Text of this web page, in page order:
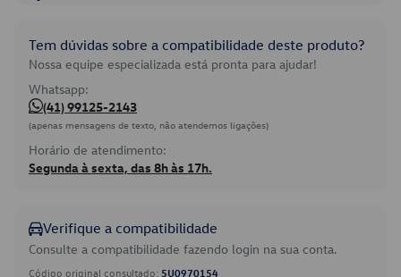
Tem dúvidas sobre a compatibilidade deste produto?
Nossa equipe especializada está pronta para ajudar!
Whatsapp:
(41) 99125-2143
(apenas mensagens de texto, não atendemos ligações)
Horário de atendimento:
Segunda à sexta, das 8h às 17h.
Verifique a compatibilidade
Consulte a compatibilidade fazendo login na sua conta.
Código original consultado: 5U0970154